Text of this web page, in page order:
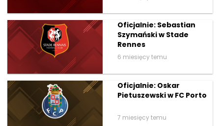
Oficjalnie: Sebastian
Szymański w Stade
Rennes
6 miesięcy temu
Oficjalnie: Oskar
Pietuszewski w FC Porto
7 miesięcy temu